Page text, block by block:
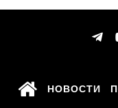
НОВОСТИ